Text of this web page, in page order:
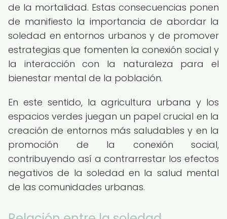
de la mortalidad. Estas consecuencias ponen
de manifiesto la importancia de abordar la
soledad en entornos urbanos y de promover
estrategias que fomenten la conexión social y
la interacción con la naturaleza para el
bienestar mental de la población.
En este sentido, la agricultura urbana y los
espacios verdes juegan un papel crucial en la
creación de entornos más saludables y en la
promoción de la conexión social,
contribuyendo así a contrarrestar los efectos
negativos de la soledad en la salud mental
de las comunidades urbanas.